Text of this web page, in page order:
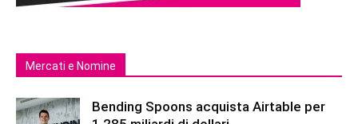
Mercati e Nomine
Bending Spoons acquista Airtable per